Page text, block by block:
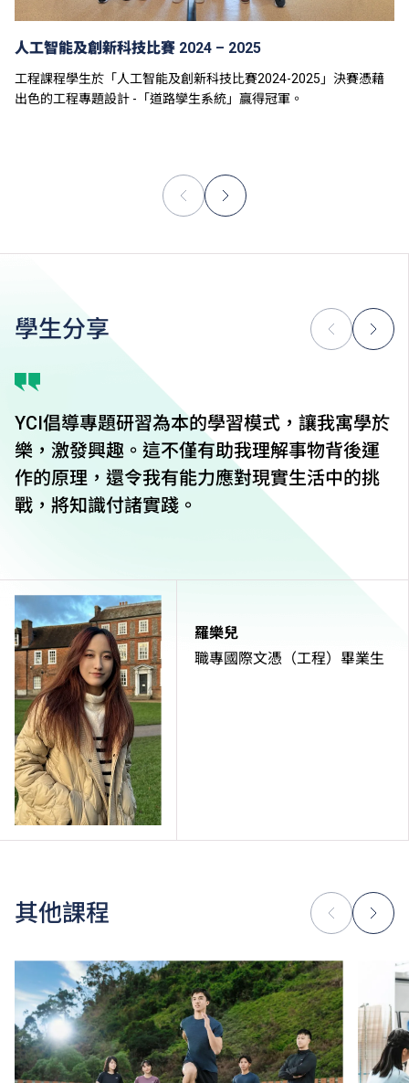
人工智能及創新科技比賽 2024 – 2025
工程課程學生於「人工智能及創新科技比賽2024-2025」決賽憑藉
出色的工程專題設計 -「道路孿生系統」贏得冠軍。
羅樂兒
職專國際文憑（工程）畢業生
學生分享
YCI倡導專題研習為本的學習模式，讓我寓學於
樂，激發興趣。這不僅有助我理解事物背後運
作的原理，還令我有能力應對現實生活中的挑
戰，將知識付諸實踐。
其他課程